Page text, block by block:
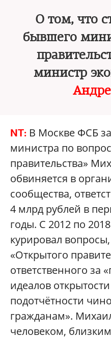
О том, что
бывшего
министр
NT: В Москве ФСБ
министра по
правительства»
обвиняется в
сообщества,
4 млрд рублей в
годы. С 2012 по
курировал
«Открытого
ответственного за
идеалов
подотчётности
гражданам».
человеком,